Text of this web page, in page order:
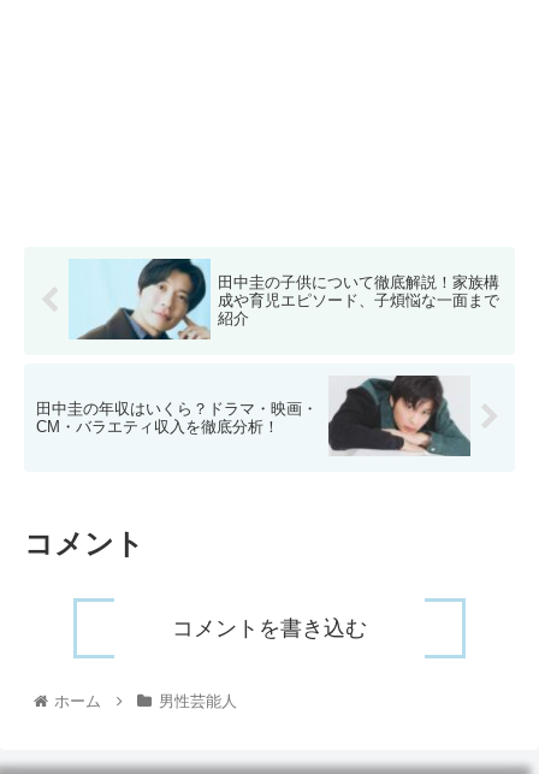
田中圭の子供について徹底解説！家族構
成や育児エピソード、子煩悩な一面まで
紹介
田中圭の年収はいくら？ドラマ・映画・
CM・バラエティ収入を徹底分析！
コメント
コメントを書き込む
ホーム 男性芸能人